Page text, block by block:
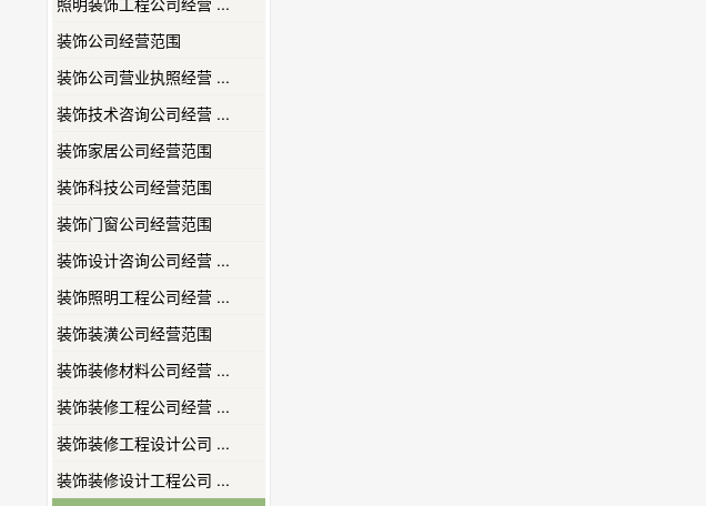
装饰公司经营范围
装饰公司营业执照经营 ...
装饰技术咨询公司经营 ...
装饰家居公司经营范围
装饰科技公司经营范围
装饰门窗公司经营范围
装饰设计咨询公司经营 ...
装饰照明工程公司经营 ...
装饰装潢公司经营范围
装饰装修材料公司经营 ...
装饰装修工程公司经营 ...
装饰装修工程设计公司 ...
装饰装修设计工程公司 ...